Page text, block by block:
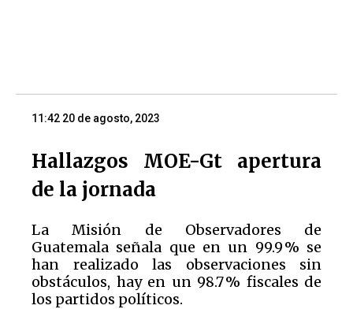
11:42 20 de agosto, 2023
Hallazgos MOE-Gt apertura
de la jornada
La Misión de Observadores de
Guatemala señala que en un 99.9 % se
han realizado las observaciones sin
obstáculos, hay en un 98.7 % fiscales de
los partidos políticos.